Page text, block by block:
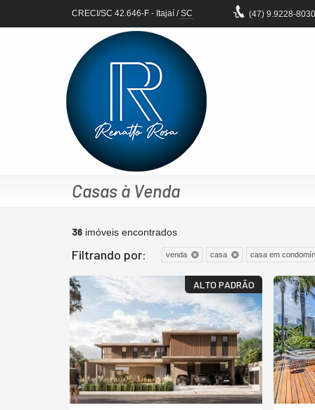
CRECI/SC 42.646-F - Itajaí /SC (47) 9.9228-8030
Casas à Venda
36 imóveis encontrados
Filtrando por: venda casa casa em
ALTO PADRÃO